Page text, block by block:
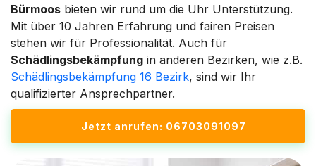
Bürmoos bieten wir rund um die Uhr Unterstützung.
Mit über 10 Jahren Erfahrung und fairen Preisen
stehen wir für Professionalität. Auch für
Schädlingsbekämpfung in anderen Bezirken, wie z.B.
Schädlingsbekämpfung 16 Bezirk, sind wir Ihr
qualifizierter Ansprechpartner.
Jetzt anrufen: 06703091097